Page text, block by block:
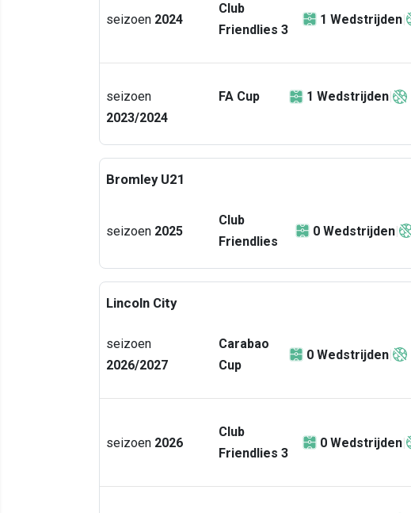
seizoen 2024
Club
Friendlies 3
1 Wedstrijden
seizoen
2023/2024
FA Cup 1 Wedstrijden
Bromley U21
seizoen 2025
Club
Friendlies
0 Wedstrijden
Lincoln City
seizoen
2026/2027
Carabao
Cup
0 Wedstrijden
seizoen 2026
Club
Friendlies 3
0 Wedstrijden